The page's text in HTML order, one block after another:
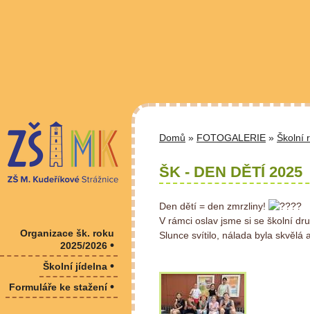
Domů » FOTOGALERIE » Školní
ŠK - DEN DĚTÍ 2025
Den dětí = den zmrzliny!
V rámci oslav jsme si se školní
Slunce svítilo, nálada byla skvělá
Organizace šk. roku
2025/2026 •
Školní jídelna •
Formuláře ke stažení•